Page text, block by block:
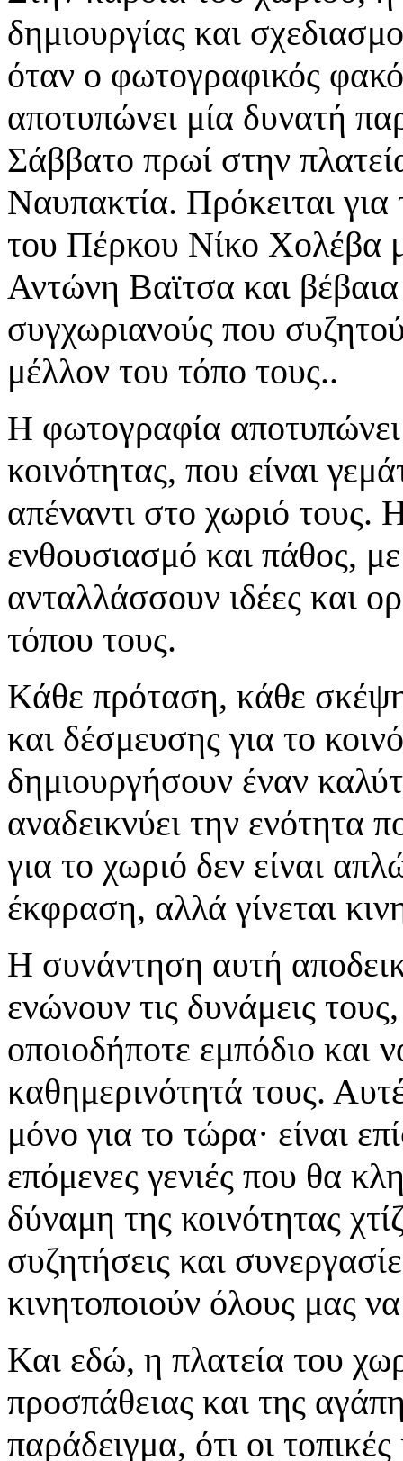
δημιουργίας και
όταν ο φωτογραφικός
αποτυπώνει μία δυνατή
Σάββατο πρωί στην
Ναυπακτία. Πρόκειται
του Πέρκου Νίκο Χολέβα
Αντώνη Βαϊτσα και
συγχωριανούς που
μέλλον του τόπο τους..
Η φωτογραφία
κοινότητας, που είναι
απέναντι στο χωριό τους.
ενθουσιασμό και πάθος,
ανταλλάσσουν ιδέες και
τόπου τους.
Κάθε πρόταση, κάθε
και δέσμευσης για το
δημιουργήσουν έναν
αναδεικνύει την ενότητα
για το χωριό δεν είναι
έκφραση, αλλά γίνεται
Η συνάντηση αυτή
ενώνουν τις δυνάμεις
οποιοδήποτε εμπόδιο και
καθημερινότητά τους.
μόνο για το τώρα· είναι
επόμενες γενιές που θα
δύναμη της κοινότητας
συζητήσεις και
κινητοποιούν όλους μας
Και εδώ, η πλατεία του
προσπάθειας και της
παράδειγμα, ότι οι